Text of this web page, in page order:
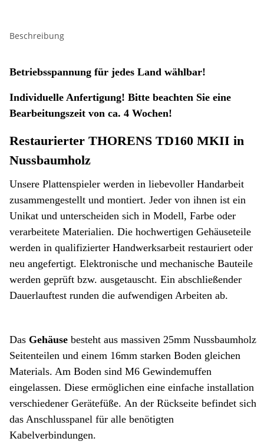
Beschreibung
Betriebsspannung für jedes Land wählbar!
Individuelle Anfertigung! Bitte beachten Sie eine
Bearbeitungszeit von ca. 4 Wochen!
Restaurierter THORENS TD160 MKII in
Nussbaumholz
Unsere Plattenspieler werden in liebevoller Handarbeit
zusammengestellt und montiert. Jeder von ihnen ist ein
Unikat und unterscheiden sich in Modell, Farbe oder
verarbeitete Materialien. Die hochwertigen Gehäuseteile
werden in qualifizierter Handwerksarbeit restauriert oder
neu angefertigt. Elektronische und mechanische Bauteile
werden geprüft bzw. ausgetauscht. Ein abschließender
Dauerlauftest runden die aufwendigen Arbeiten ab.
Das Gehäuse besteht aus massiven 25mm Nussbaumholz
Seitenteilen und einem 16mm starken Boden gleichen
Materials. Am Boden sind M6 Gewindemuffen
eingelassen. Diese ermöglichen eine einfache installation
verschiedener Gerätefüße. An der Rückseite befindet sich
das Anschlusspanel für alle benötigten
Kabelverbindungen.